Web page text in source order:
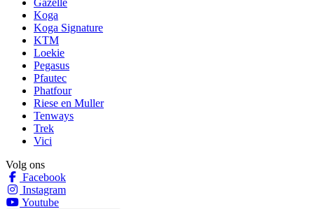
Koga
Koga Signature
KTM
Loekie
Pegasus
Pfautec
Phatfour
Riese en Muller
Tenways
Trek
Vici
Volg ons
Facebook
Instagram
Youtube